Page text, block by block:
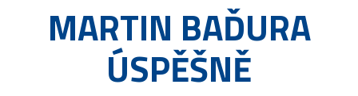
MARTIN BAĎURA
ÚSPĚŠNĚ